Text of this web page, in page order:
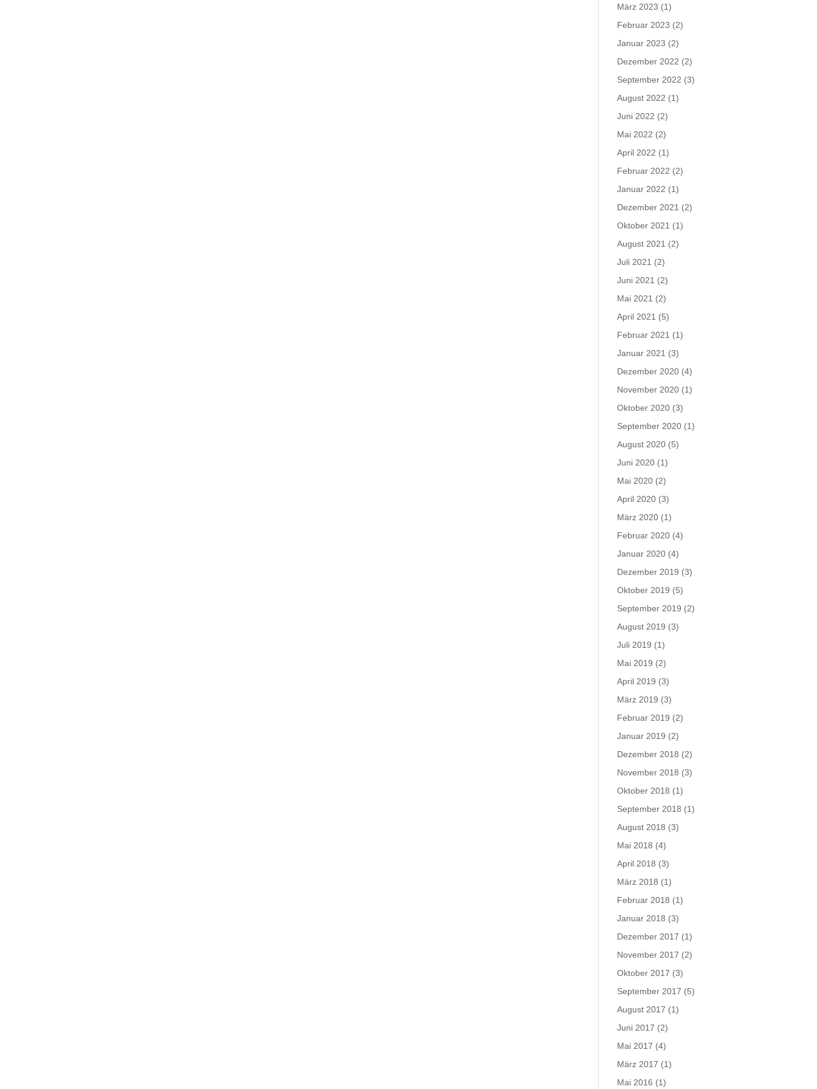
März 2023 (1)
Februar 2023 (2)
Januar 2023 (2)
Dezember 2022 (2)
September 2022 (3)
August 2022 (1)
Juni 2022 (2)
Mai 2022 (2)
April 2022 (1)
Februar 2022 (2)
Januar 2022 (1)
Dezember 2021 (2)
Oktober 2021 (1)
August 2021 (2)
Juli 2021 (2)
Juni 2021 (2)
Mai 2021 (2)
April 2021 (5)
Februar 2021 (1)
Januar 2021 (3)
Dezember 2020 (4)
November 2020 (1)
Oktober 2020 (3)
September 2020 (1)
August 2020 (5)
Juni 2020 (1)
Mai 2020 (2)
April 2020 (3)
März 2020 (1)
Februar 2020 (4)
Januar 2020 (4)
Dezember 2019 (3)
Oktober 2019 (5)
September 2019 (2)
August 2019 (3)
Juli 2019 (1)
Mai 2019 (2)
April 2019 (3)
März 2019 (3)
Februar 2019 (2)
Januar 2019 (2)
Dezember 2018 (2)
November 2018 (3)
Oktober 2018 (1)
September 2018 (1)
August 2018 (3)
Mai 2018 (4)
April 2018 (3)
März 2018 (1)
Februar 2018 (1)
Januar 2018 (3)
Dezember 2017 (1)
November 2017 (2)
Oktober 2017 (3)
September 2017 (5)
August 2017 (1)
Juni 2017 (2)
Mai 2017 (4)
März 2017 (1)
Mai 2016 (1)